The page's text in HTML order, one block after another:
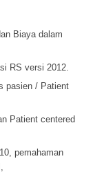
Biaya dalam
RS versi 2012.
pasien / Patient
Patient centered
pemahaman